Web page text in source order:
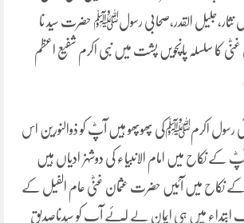
نثار،جلیل القدر،صحابی رسولﷺ حضرت سید نا
کا سلسلہ پانچویں پشت میں نبی اکرم شفیع اعظم
رسول اکرمﷺکی پھوپھو ہیں آپؓ کو ذوالنورین اس
کے نکاح میں امام الانبیاء کی دوشہزادیاں ہیں
نکاح میں آئیں حضرت عثمان غنیؓ عام الفیل کے
ابتداء میں ہی ایمان لے ا ٓئے آپ کو سیدناصدیق